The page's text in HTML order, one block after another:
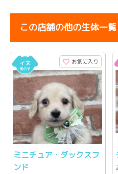
この店舗の他の生体一覧
お気に入り
ミニチュア・ダックスフ
ンド